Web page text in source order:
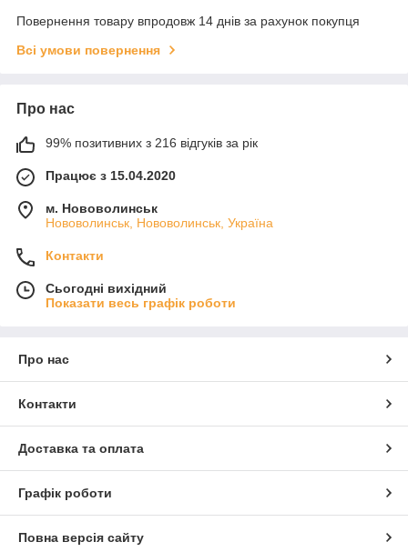
Повернення товару впродовж 14 днів за рахунок покупця
Всі умови повернення
Про нас
99% позитивних з 216 відгуків за рік
Працює з 15.04.2020
м. Нововолинськ
Нововолинськ, Нововолинськ, Україна
Контакти
Сьогодні вихідний
Показати весь графік роботи
Про нас
Контакти
Доставка та оплата
Графік роботи
Повна версія сайту